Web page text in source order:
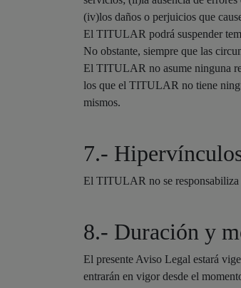
(iv)los daños o perjuicios que
El TITULAR podrá suspender
No obstante, siempre que las
El TITULAR no asume ninguna
los que el TITULAR no tiene
mismos.
7.-
El TITULAR no se responsabiliza
8.- Duración y
El presente Aviso Legal estará
entrarán en vigor desde el